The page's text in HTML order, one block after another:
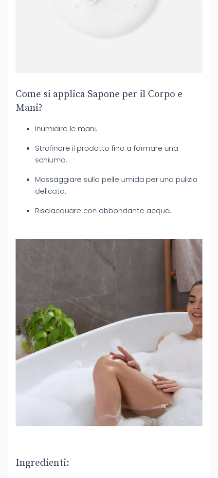
Come si applica Sapone per il Corpo e
Mani?
Inumidire le mani.
Strofinare il prodotto fino a formare una
schiuma.
Massaggiare sulla pelle umida per una pulizia
delicata.
Risciacquare con abbondante acqua.
Ingredienti: